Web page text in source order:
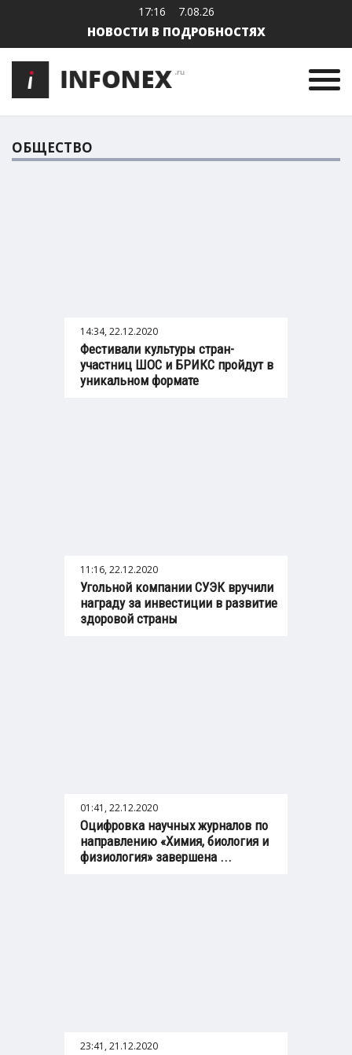
17:16 7.08.26
НОВОСТИ В ПОДРОБНОСТЯХ
ОБЩЕСТВО
14:34, 22.12.2020
Фестивали культуры стран-
участниц ШОС и БРИКС пройдут в
уникальном формате
11:16, 22.12.2020
Угольной компании СУЭК вручили
награду за инвестиции в развитие
здоровой страны
01:41, 22.12.2020
Оцифровка научных журналов по
направлению «Химия, биология и
физиология» завершена ...
23:41, 21.12.2020